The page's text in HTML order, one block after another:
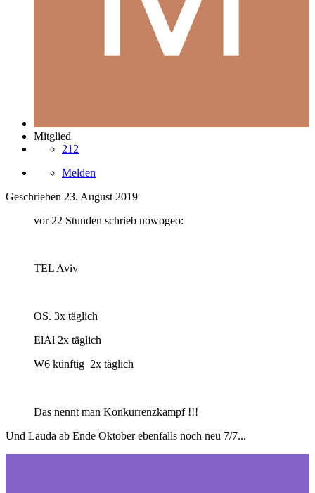
Mitglied
212
Melden
Geschrieben 23. August 2019
vor 22 Stunden schrieb nowogeo:
TEL Aviv
OS. 3x täglich
ElAl 2x täglich
W6 künftig 2x täglich
Das nennt man Konkurrenzkampf !!!
Und Lauda ab Ende Oktober ebenfalls noch neu 7/7...